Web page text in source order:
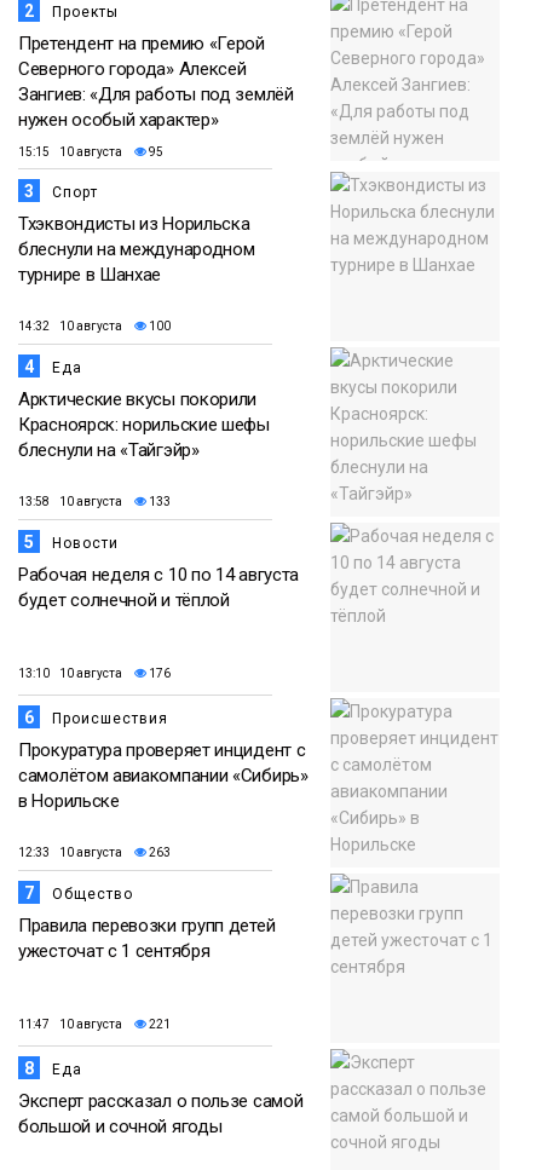
2 Проекты
Претендент на премию «Герой
Северного города» Алексей
Зангиев: «Для работы под землёй
нужен особый характер»
15:15 10 августа 95
3 Спорт
Тхэквондисты из Норильска
блеснули на международном
турнире в Шанхае
14:32 10 августа 100
4 Еда
Арктические вкусы покорили
Красноярск: норильские шефы
блеснули на «Тайгэйр»
13:58 10 августа 133
5 Новости
Рабочая неделя с 10 по 14 августа
будет солнечной и тёплой
13:10 10 августа 176
6 Происшествия
Прокуратура проверяет инцидент с
самолётом авиакомпании «Сибирь»
в Норильске
12:33 10 августа 263
7 Общество
Правила перевозки групп детей
ужесточат с 1 сентября
11:47 10 августа 221
8 Еда
Эксперт рассказал о пользе самой
большой и сочной ягоды